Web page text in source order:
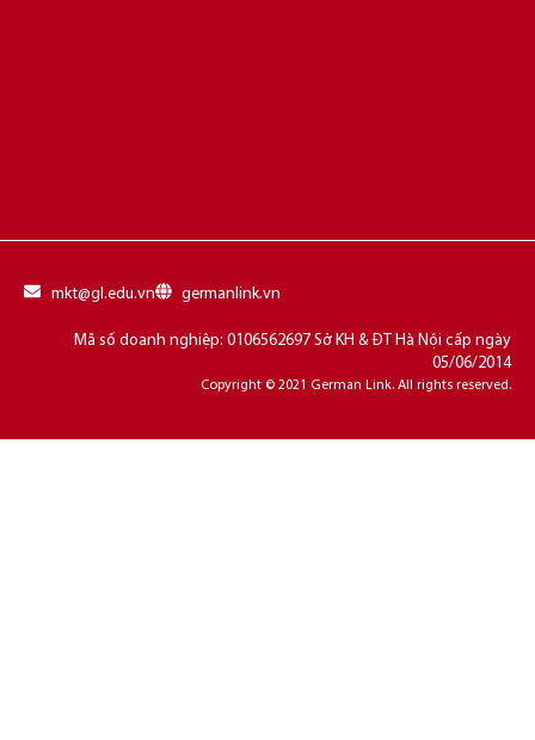
mkt@gl.edu.vn germanlink.vn
Mã số doanh nghiệp: 0106562697 Sở KH & ĐT Hà Nội cấp ngày
05/06/2014
Copyright © 2021 German Link. All rights reserved.